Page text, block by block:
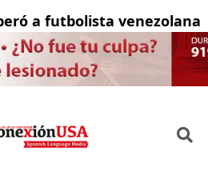
a futbolista venezolana